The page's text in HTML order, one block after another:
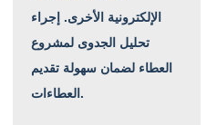
الإلكترونية الأخرى. إجراء
تحليل الجدوى لمشروع
العطاء لضمان سهولة تقديم
العطاءات.